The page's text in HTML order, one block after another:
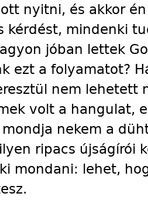
nyitni, és akkor
kérdést, mindenki
jóban lettek
ezt a folyamatot?
nem lehetett
volt a hangulat,
nekem a
ripacs újságírói
mondani: lehet,